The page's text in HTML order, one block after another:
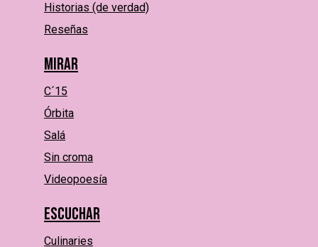
Historias (de verdad)
Reseñas
Mirar
C´15
Órbita
Salá
Sin croma
Videopoesía
Escuchar
Culinaries